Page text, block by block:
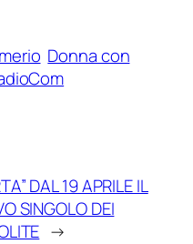
Donna con
DAL 19 APRILE IL
SINGOLO DEI
→